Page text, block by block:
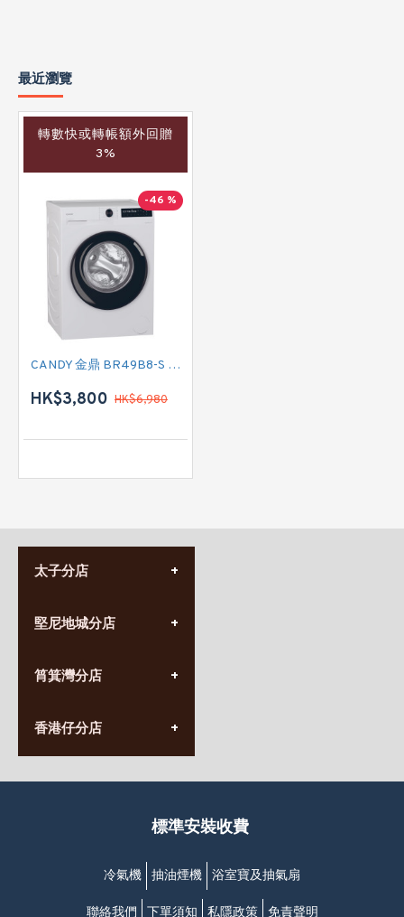
最近瀏覽
轉數快或轉帳額外回贈
3%
-46 %
CANDY 金鼎 BR49B8-S 前置式洗衣機 (9 公斤,1400 轉/分鐘)
HK$3,800 HK$6,980
太子分店
營業時間:
九龍太子太子道西141號
堅尼地城分店
營業時間:
香港堅尼地城卑路乍街
(堅尼地城地鐵站B出口)
筲箕灣分店
營業時間:
(10:00am-20:30pm)
香港仔分店
營業時間:
香港香港仔成都道20-28號
(黃竹坑地鐵站轉4M專線小巴)
標準安裝收費
冷氣機 抽油煙機 浴室寶及抽氣扇
聯絡我們 下單須知 私隱政策 免責聲明